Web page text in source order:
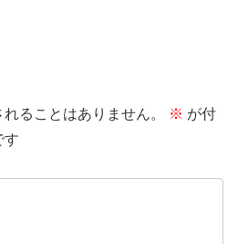
ることはありません。 ※ が付
す